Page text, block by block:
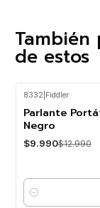
de estos
8332 Fiddler
Parlante
Negro
$9.990$12.990
Cantidad